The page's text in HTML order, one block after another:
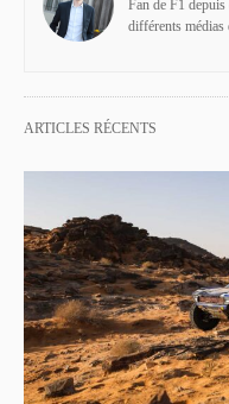
Fan de F1
différents médias
ARTICLES RÉCENTS